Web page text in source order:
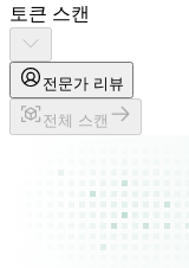
토큰 스캔
전문가 리뷰
전체 스캔